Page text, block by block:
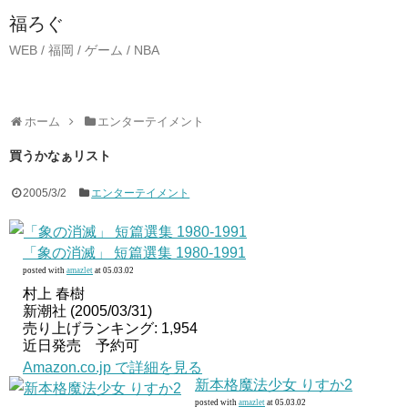
福ろぐ
WEB / 福岡 / ゲーム / NBA
ホーム エンターテイメント
買うかなぁリスト
2005/3/2 エンターテイメント
「象の消滅」 短篇選集 1980-1991
posted with amazlet at 05.03.02
村上 春樹
新潮社 (2005/03/31)
売り上げランキング: 1,954
近日発売 予約可
Amazon.co.jp で詳細を見る
新本格魔法少女 りすか2
posted with amazlet at 05.03.02